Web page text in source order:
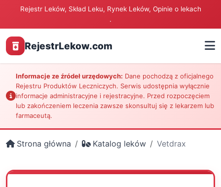
Rejestr Leków, Skład Leku, Rynek Leków, Opinie o lekach
.
RejestrLekow.com
Informacje ze źródeł urzędowych: Dane pochodzą z oficjalnego
Rejestru Produktów Leczniczych. Serwis udostępnia wyłącznie
informacje administracyjne i rejestracyjne. Przed rozpoczęciem
lub zakończeniem leczenia zawsze skonsultuj się z lekarzem lub
farmaceutą.
Strona główna Katalog leków Vetdrax